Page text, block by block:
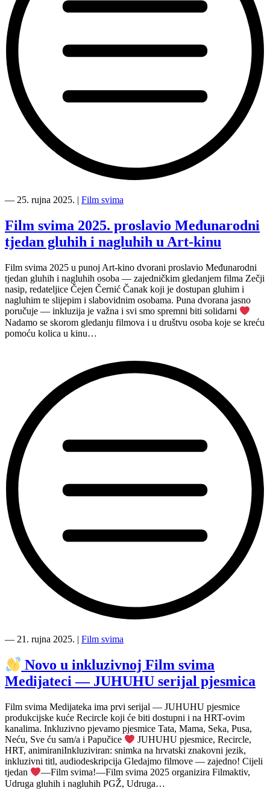
svima
—
Gluha
u
Filmskom
vrtu,
27.9.2025.”
― 25. rujna 2025. | Film svima
Film svima 2025. proslavio Međunarodni
tjedan gluhih i nagluhih u Art-kinu
Film svima 2025 u punoj Art-kino dvorani proslavio Međunarodni
tjedan gluhih i nagluhih osoba — zajedničkim gledanjem filma Zečji
nasip, redateljice Čejen Černić Čanak koji je dostupan gluhim i
nagluhim te slijepim i slabovidnim osobama. Puna dvorana jasno
poručuje — inkluzija je važna i svi smo spremni biti solidarni
Nadamo se skorom gledanju filmova i u društvu osoba koje se kreću
pomoću kolica u kinu…
svima
proslavio
Međunarodni
tjedan
i
nagluhih
u
Art-
kinu”
― 21. rujna 2025. | Film svima
Novo u inkluzivnoj Film svima
Medijateci — JUHUHU serijal pjesmica
Film svima Medijateka ima prvi serijal — JUHUHU pjesmice
produkcijske kuće Recircle koji će biti dostupni i na HRT-ovim
kanalima. Inkluzivno pjevamo pjesmice Tata, Mama, Seka, Pusa,
Neću, Sve ću sam/a i Papučice
JUHUHU pjesmice, Recircle,
HRT, animiraniInkluziviran: snimka na hrvatski znakovni jezik,
inkluzivni titl, audiodeskripcija Gledajmo filmove — zajedno! Cijeli
tjedan
—Film svima!—Film svima 2025 organizira Filmaktiv,
Udruga gluhih i nagluhih PGŽ, Udruga…